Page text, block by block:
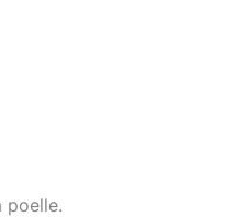
poelle.